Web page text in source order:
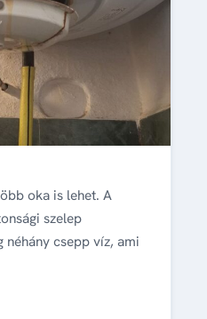
oka is lehet. A
szelep
csepp víz, ami